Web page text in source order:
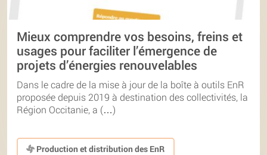
Mieux comprendre vos besoins, freins et
usages pour faciliter l’émergence de
projets d’énergies renouvelables
Dans le cadre de la mise à jour de la boîte à outils EnR
proposée depuis 2019 à destination des collectivités, la
Région Occitanie, a (…)
Production et distribution des EnR